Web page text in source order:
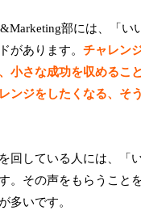
部には、「い
があります。チャレン
小さな成功を収めるこ
ンジをしたくなる、そ
回している人には、「
。その声をもらうこと
多いです。